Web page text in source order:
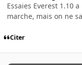
Essaies Everest 1.10
marche, mais on ne
Citer